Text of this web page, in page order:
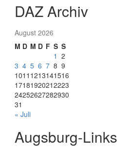
DAZ Archiv
August 2026
M D M D F S S
1 2
3 4 5 6 7 8 9
1011 1213141516
17181920212223
24252627282930
31
« Juli
Augsburg-Links